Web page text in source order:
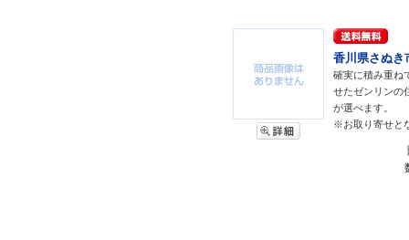
香川県さぬき
確実に積み重ね
せたゼンリンの
が選べます。
※お取り寄せと